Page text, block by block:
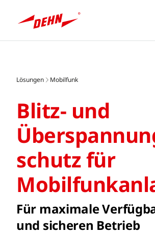
content
EINLOGGEN / REGISTRIEREN
Lösungen Mobilfunk
Blitz- und
schutz für
Für maximale
und sicheren Betrieb